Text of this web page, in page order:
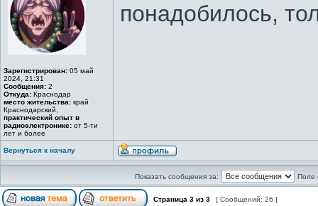
Зарегистрирован: 05 май
2024, 21:31
Сообщения: 2
Откуда: Краснодар
место жительства: край
Краснодарский,
практический опыт в
радиоэлектронике: от 5-ти
лет и более
понадобилось,
Вернуться к началу
Показать сообщения за: Поле
Страница 3 из 3 [ Сообщений: 26 ]